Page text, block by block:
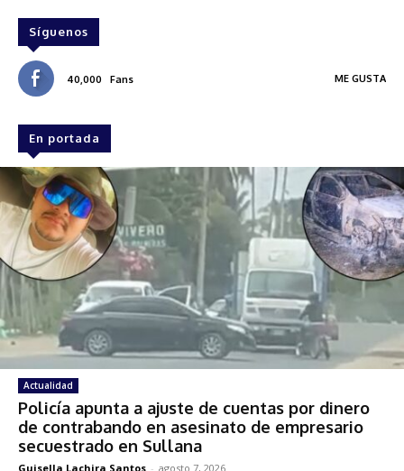
Síguenos
40,000 Fans ME GUSTA
En portada
Actualidad
Policía apunta a ajuste de cuentas por dinero
de contrabando en asesinato de empresario
secuestrado en Sullana
Guisella Lachira Santos - agosto 7, 2026